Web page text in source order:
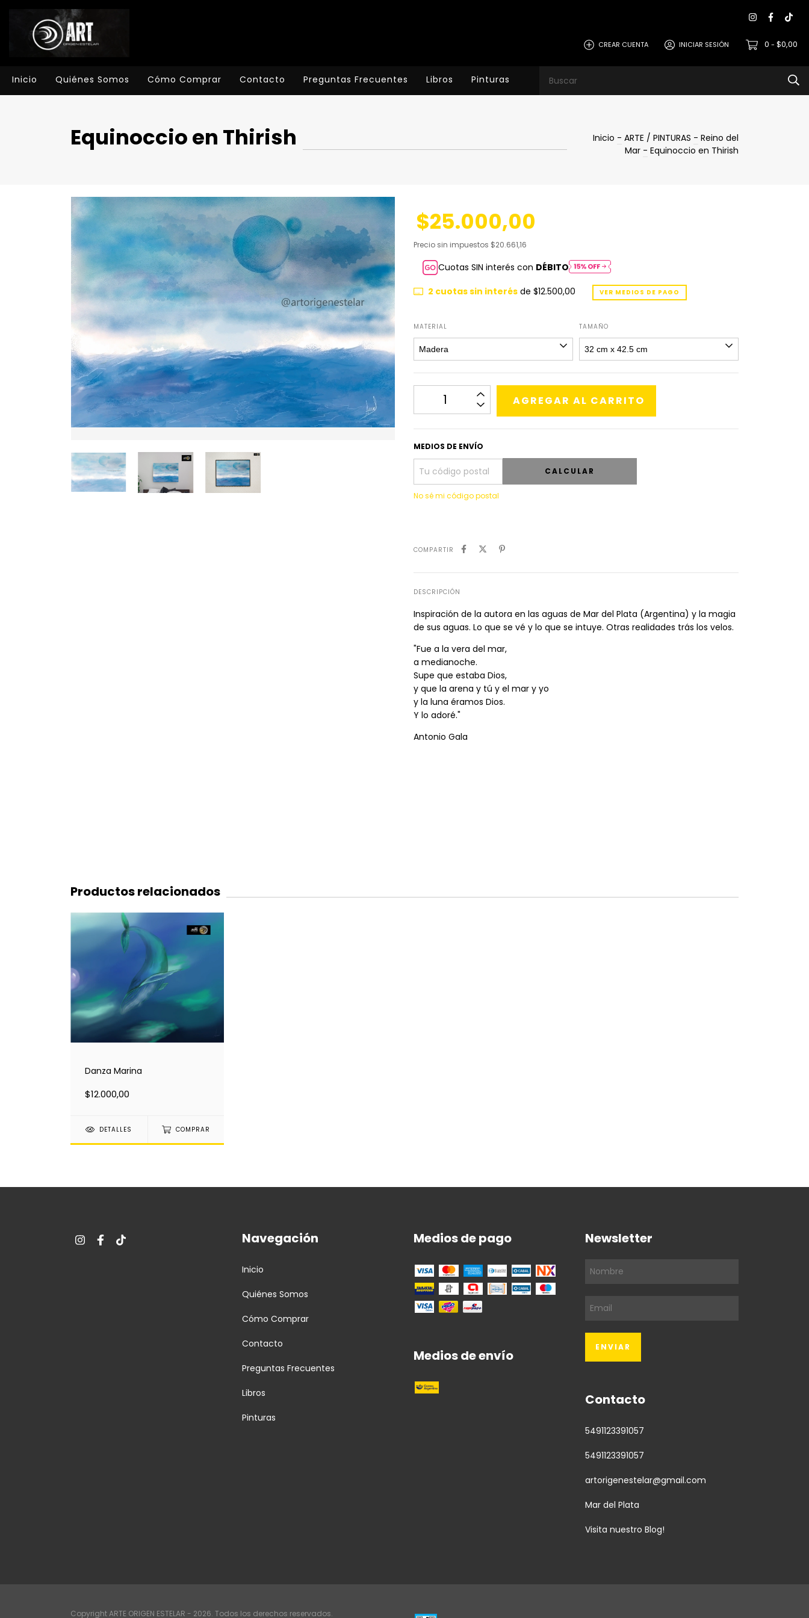
CREAR CUENTA INICIAR SESIÓN 0 - $0,00
Inicio Quiénes Somos Cómo Comprar Contacto Preguntas Frecuentes Libros Pinturas
Equinoccio en Thirish Inicio - ARTE / PINTURAS - Reino del
Mar - Equinoccio en Thirish
$25.000,00
Precio sin impuestos $20.661,16
Cuotas SIN interés con DÉBITO
2 cuotas sin interésde $12.500,00 VER MEDIOS DE PAGO
MATERIAL TAMAÑO
MEDIOS DE ENVÍO
CALCULAR
No sé mi código postal
COMPARTIR
DESCRIPCIÓN
Inspiración de la autora en las aguas de Mar del Plata (Argentina) y la magia
de sus aguas. Lo que se vé y lo que se intuye. Otras realidades trás los velos.
"Fue a la vera del mar,
a medianoche.
Supe que estaba Dios,
y que la arena y tú y el mar y yo
y la luna éramos Dios.
Y lo adoré."
Antonio Gala
Productos relacionados
Danza Marina
$12.000,00
DETALLES COMPRAR
Navegación
Inicio
Quiénes Somos
Cómo Comprar
Contacto
Preguntas Frecuentes
Libros
Pinturas
Medios de pago
Medios de envío
Newsletter
Contacto
5491123391057
5491123391057
artorigenestelar@gmail.com
Mar del Plata
Visita nuestro Blog!
Copyright ARTE ORIGEN ESTELAR - 2026. Todos los derechos reservados.